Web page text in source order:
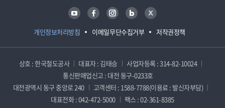
개인정보처리방침 이메일무단수집거부 저작권정책
유튜브 페이스북 인스타그램 블로그 트위터
상호 : 한국철도공사 대표자 : 김태승
사업자등록 : 314-82-10024
통신판매업신고 : 대전 동구-0233호
대전광역시 동구 중앙로 240
고객센터 : 1588-7788(이용료 : 발신자부담)
대표전화 : 042-472-5000
팩스 : 02-361-8385